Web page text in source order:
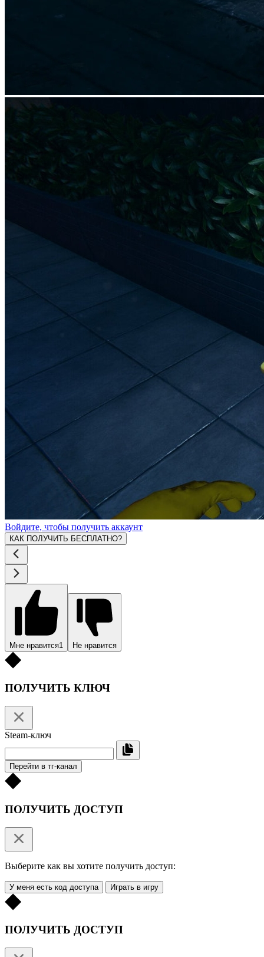
Войдите, чтобы получить аккаунт
КАК ПОЛУЧИТЬ БЕСПЛАТНО?
Мне нравится1 Не нравится
ПОЛУЧИТЬ КЛЮЧ
Steam-ключ
Перейти в тг-канал
ПОЛУЧИТЬ ДОСТУП
Выберите как вы хотите получить доступ:
У меня есть код доступа Играть в игру
ПОЛУЧИТЬ ДОСТУП